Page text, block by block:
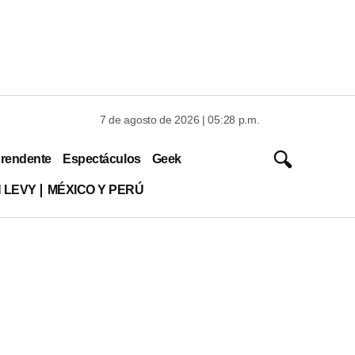
7 de agosto de 2026 | 05:28 p.m.
Espectáculos Geek
LEVY MÉXICO Y PERÚ